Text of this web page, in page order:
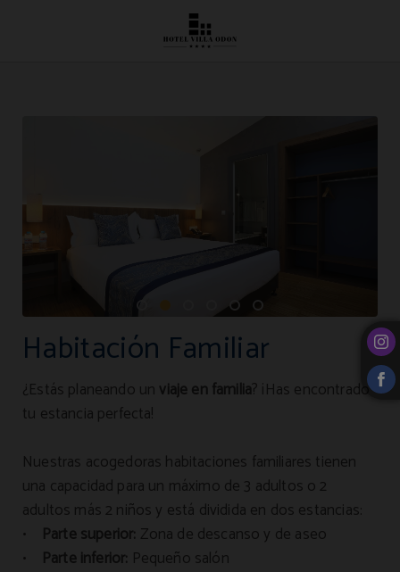
Habitación Familiar
¿Estás planeando un viaje en familia? ¡Has encontrado
tu estancia perfecta!
Nuestras acogedoras habitaciones familiares tienen
una capacidad para un máximo de 3 adultos o 2
adultos más 2 niños y está dividida en dos estancias:
• Parte superior: Zona de descanso y de aseo
• Parte inferior: Pequeño salón